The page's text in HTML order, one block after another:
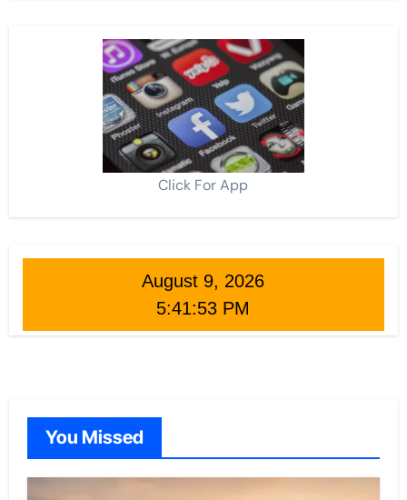
Click For App
August 9, 2026
5:41:55 PM
You Missed